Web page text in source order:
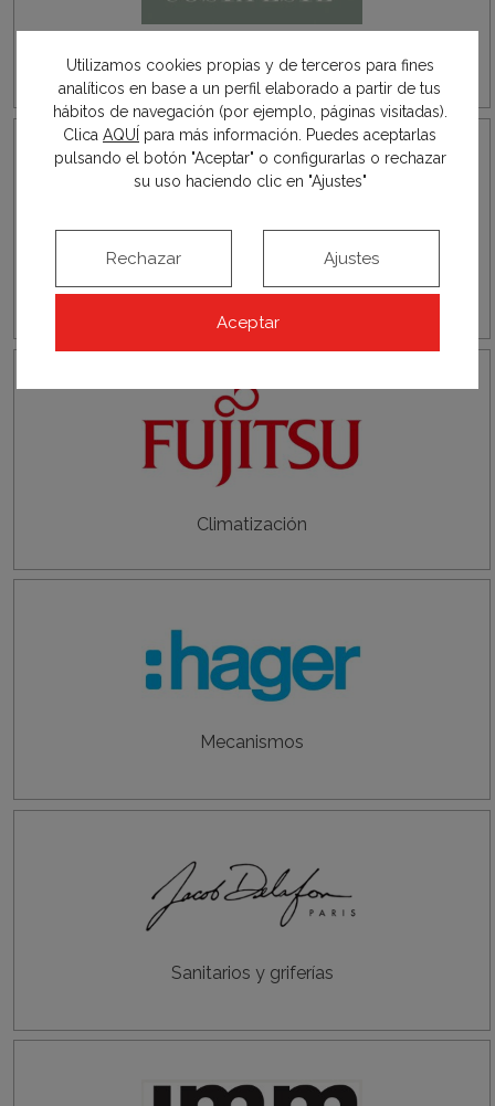
Cortinas y tapicerías
Revestimientos murales
Climatización
Mecanismos
Sanitarios y griferías
Utilizamos cookies propias y de terceros para fines
analíticos en base a un perfil elaborado a partir de tus
hábitos de navegación (por ejemplo, páginas visitadas).
Clica AQUÍ para más información. Puedes aceptarlas
pulsando el botón "Aceptar" o configurarlas o rechazar
su uso haciendo clic en "Ajustes"
Aceptar
Rechazar Ajustes